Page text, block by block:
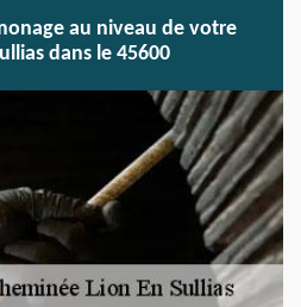
au niveau de votre
dans le 45600